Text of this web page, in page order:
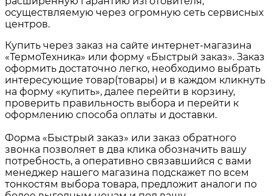
осуществляемую через огромную сеть сервисных
центров.
Купить через заказ на сайте интернет-магазина
«ТермоТехника» или форму «Быстрый заказ». Заказ
оформить достаточно легко, необходимо выбрать
интересующие товар(товары) и в каждом кликнуть
на форму «купить», далее перейти в корзину,
проверить правильность выбора и перейти к
оформлению способа оплаты и доставки.
Форма «Быстрый заказ» или заказ обратного
звонка позволяет в два клика обозначить вашу
потребность, а оперативно связавшийся с вами
менеджер нашего магазина подскажет по всем
тонкостям выбора товара, предложит аналоги по